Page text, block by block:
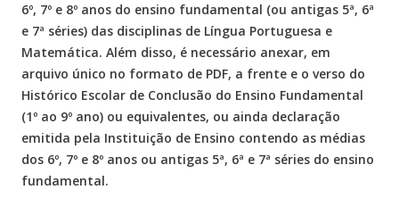
6º, 7º e 8º anos do ensino fundamental (ou antigas 5ª, 6ª
e 7ª séries) das disciplinas de Língua Portuguesa e
Matemática. Além disso, é necessário anexar, em
arquivo único no formato de PDF, a frente e o verso do
Histórico Escolar de Conclusão do Ensino Fundamental
(1º ao 9º ano) ou equivalentes, ou ainda declaração
emitida pela Instituição de Ensino contendo as médias
dos 6º, 7º e 8º anos ou antigas 5ª, 6ª e 7ª séries do ensino
fundamental.